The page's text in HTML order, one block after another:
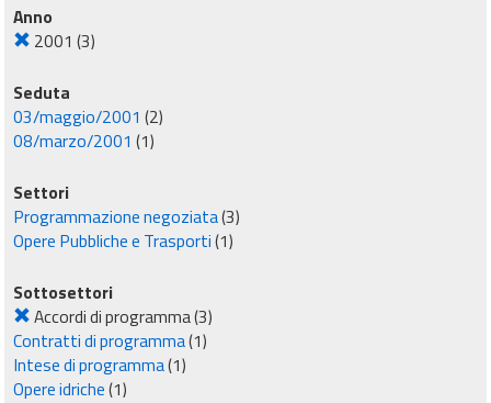
Anno
2001 (3)
Seduta
03/maggio/2001 (2)
08/marzo/2001 (1)
Settori
Programmazione negoziata(3)
Opere Pubbliche e Trasporti(1)
Sottosettori
Accordi di programma(3)
Contratti di programma(1)
Intese di programma(1)
Opere idriche(1)